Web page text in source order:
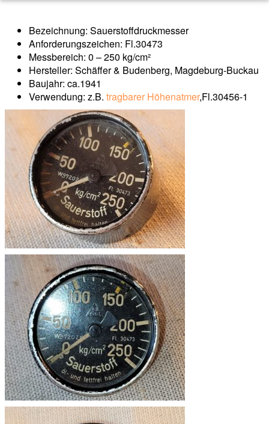
Bezeichnung: Sauerstoffdruckmesser
Anforderungszeichen: Fl.30473
Messbereich: 0 – 250 kg/cm²
Hersteller: Schäffer & Budenberg, Magdeburg-Buckau
Baujahr: ca.1941
Verwendung: z.B. tragbarer Höhenatmer,Fl.30456-1